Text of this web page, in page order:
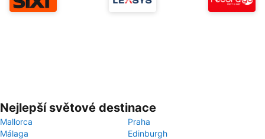
Nejlepší světové destinace
Mallorca
Praha
Málaga
Edinburgh